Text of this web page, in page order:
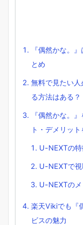
『偶然かな。
とめ
無料で見たい人
る方法はある？
『偶然かな。
ト・デメリット
U-NEXTの
U-NEXTで
U-NEXTの
楽天Vikiでも『
ビスの魅力